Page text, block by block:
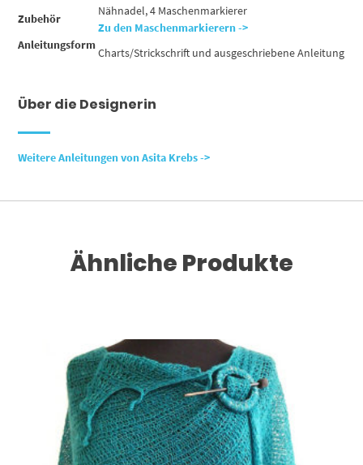
Zubehör
Nähnadel, 4 Maschenmarkierer
Zu den Maschenmarkierern ->
Anleitungsform
Charts/Strickschrift und ausgeschriebene Anleitung
Über die Designerin
Weitere Anleitungen von Asita Krebs ->
Ähnliche Produkte
Dieses Produkt weist mehrere Varianten auf. Die Optionen können auf der Produktseite gewählt werden